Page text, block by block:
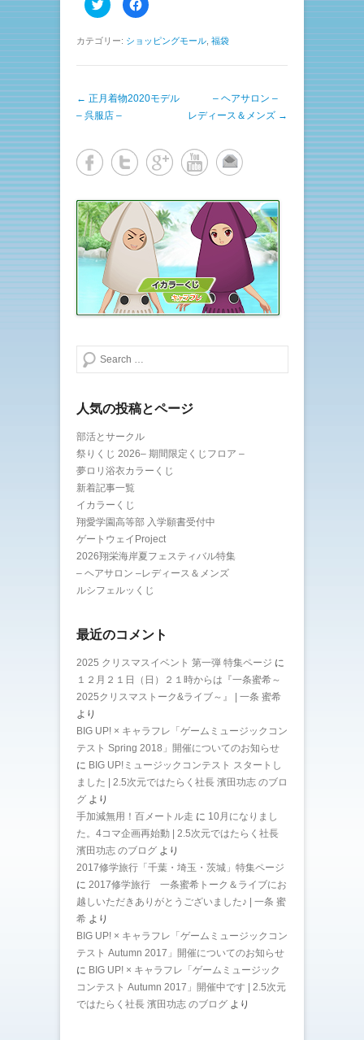
リ
し
w
t
e
r
新
ウ
ィ
ン
ド
ウ
で
開
き
す
)
a
b
k
有
ク
リ
ッ
ク
て
く
だ
さ
い
(
い
ウ
ィ
ン
ド
開
す
カテゴリー: ショッピングモール 福袋
投稿ナビゲーション
← 正月着物2020モデル
– 呉服店 –
– ヘアサロン –
レディース＆メンズ →
検索する
人気の投稿とページ
部活とサークル
祭りくじ 2026– 期間限定くじフロア –
夢ロリ浴衣カラーくじ
新着記事一覧
イカラーくじ
翔愛学園高等部 入学願書受付中
ゲートウェイProject
2026翔栄海岸夏フェスティバル特集
– ヘアサロン –レディース＆メンズ
ルシフェルッくじ
最近のコメント
2025 クリスマスイベント 第一弾 特集ページ に
１２月２１日（日）２１時からは『一条蜜希～
2025クリスマストーク&ライブ～』 | 一条 蜜希
より
BIG UP! × キャラフレ「ゲームミュージックコン
テスト Spring 2018」開催についてのお知らせ
に BIG UP!ミュージックコンテスト スタートし
ました | 2.5次元ではたらく社長 濱田功志 のブロ
グ より
手加減無用！百メートル走 に 10月になりまし
た。4コマ企画再始動 | 2.5次元ではたらく社長
濱田功志 のブログ より
2017修学旅行「千葉・埼玉・茨城」特集ページ
に 2017修学旅行 一条蜜希トーク＆ライブにお
越しいただきありがとうございました♪ | 一条 蜜
希 より
BIG UP! × キャラフレ「ゲームミュージックコン
テスト Autumn 2017」開催についてのお知らせ
に BIG UP! × キャラフレ「ゲームミュージック
コンテスト Autumn 2017」開催中です | 2.5次元
ではたらく社長 濱田功志 のブログ より